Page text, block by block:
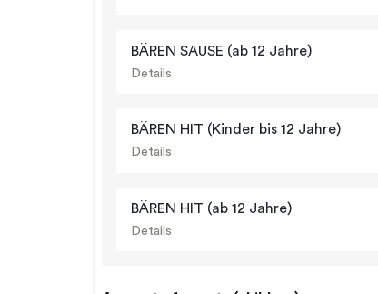
BÄREN SAUSE (ab 12 Jahre)
Details
BÄREN HIT (Kinder bis 12 Jahre)
Details
BÄREN HIT (ab 12 Jahre)
Details